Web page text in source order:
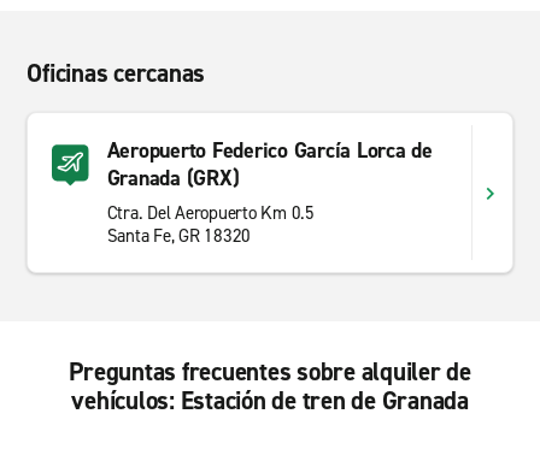
Oficinas cercanas
Aeropuerto Federico García Lorca de
Granada (GRX)
Ctra. Del Aeropuerto Km 0.5
Santa Fe, GR 18320
Preguntas frecuentes sobre alquiler de
vehículos: Estación de tren de Granada